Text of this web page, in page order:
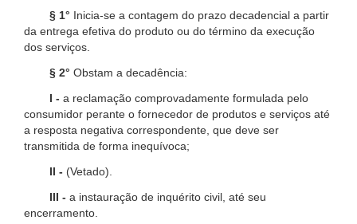
§ 1° Inicia-se a contagem do prazo decadencial a partir
da entrega efetiva do produto ou do término da execução
dos serviços.
§ 2° Obstam a decadência:
I - a reclamação comprovadamente formulada pelo
consumidor perante o fornecedor de produtos e serviços até
a resposta negativa correspondente, que deve ser
transmitida de forma inequívoca;
II - (Vetado).
III - a instauração de inquérito civil, até seu
encerramento.